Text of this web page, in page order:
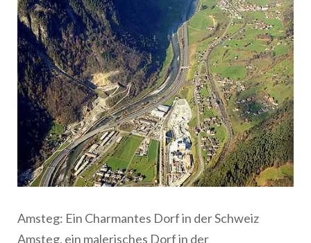
Amsteg: Ein Charmantes Dorf in der Schweiz
Amsteg, ein malerisches Dorf in der